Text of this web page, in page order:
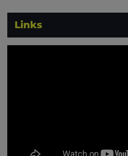
Links